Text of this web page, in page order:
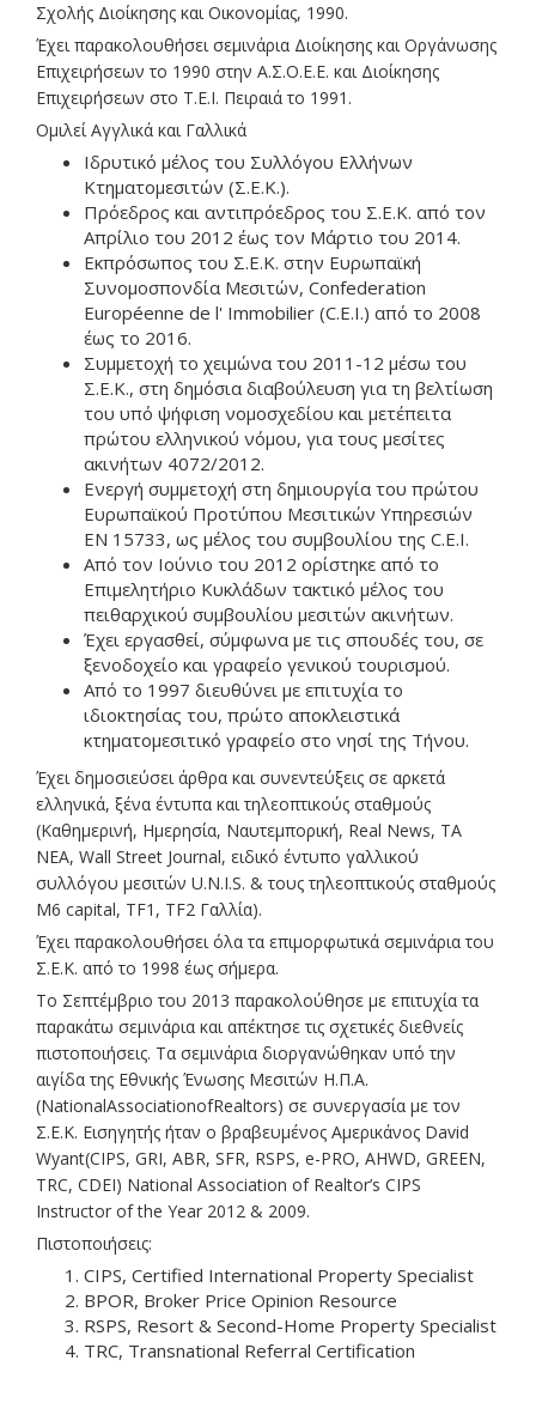
Σχολής Διοίκησης και Οικονομίας, 1990.
Έχει παρακολουθήσει σεμινάρια Διοίκησης και Οργάνωσης
Επιχειρήσεων το 1990 στην Α.Σ.Ο.Ε.Ε. και Διοίκησης
Επιχειρήσεων στο Τ.Ε.Ι. Πειραιά το 1991.
Ομιλεί Αγγλικά και Γαλλικά
Ιδρυτικό μέλος του Συλλόγου Ελλήνων
Κτηματομεσιτών (Σ.Ε.Κ.).
Πρόεδρος και αντιπρόεδρος του Σ.Ε.Κ. από τον
Απρίλιο του 2012 έως τον Μάρτιο του 2014.
Εκπρόσωπος του Σ.Ε.Κ. στην Ευρωπαϊκή
Συνομοσπονδία Μεσιτών, Confederation
Européenne de l' Immobilier (C.E.I.) από το 2008
έως το 2016.
Συμμετοχή το χειμώνα του 2011-12 μέσω του
Σ.Ε.Κ., στη δημόσια διαβούλευση για τη βελτίωση
του υπό ψήφιση νομοσχεδίου και μετέπειτα
πρώτου ελληνικού νόμου, για τους μεσίτες
ακινήτων 4072/2012.
Ενεργή συμμετοχή στη δημιουργία του πρώτου
Ευρωπαϊκού Προτύπου Μεσιτικών Υπηρεσιών
EN 15733, ως μέλος του συμβουλίου της C.E.I.
Από τον Ιούνιο του 2012 ορίστηκε από το
Επιμελητήριο Κυκλάδων τακτικό μέλος του
πειθαρχικού συμβουλίου μεσιτών ακινήτων.
Έχει εργασθεί, σύμφωνα με τις σπουδές του, σε
ξενοδοχείο και γραφείο γενικού τουρισμού.
Από το 1997 διευθύνει με επιτυχία το
ιδιοκτησίας του, πρώτο αποκλειστικά
κτηματομεσιτικό γραφείο στο νησί της Τήνου.
Έχει δημοσιεύσει άρθρα και συνεντεύξεις σε αρκετά
ελληνικά, ξένα έντυπα και τηλεοπτικούς σταθμούς
(Καθημερινή, Ημερησία, Ναυτεμπορική, Real News, ΤΑ
ΝΕΑ, Wall Street Journal, ειδικό έντυπο γαλλικού
συλλόγου μεσιτών U.N.I.S. & τους τηλεοπτικούς σταθμούς
M6 capital, TF1, TF2 Γαλλία).
Έχει παρακολουθήσει όλα τα επιμορφωτικά σεμινάρια του
Σ.Ε.Κ. από το 1998 έως σήμερα.
Το Σεπτέμβριο του 2013 παρακολούθησε με επιτυχία τα
παρακάτω σεμινάρια και απέκτησε τις σχετικές διεθνείς
πιστοποιήσεις. Τα σεμινάρια διοργανώθηκαν υπό την
αιγίδα της Εθνικής Ένωσης Μεσιτών Η.Π.Α.
(NationalAssociationofRealtors) σε συνεργασία με τον
Σ.Ε.Κ. Εισηγητής ήταν ο βραβευμένος Αμερικάνος David
Wyant(CIPS, GRI, ABR, SFR, RSPS, e-PRO, AHWD, GREEN,
TRC, CDEI) National Association of Realtor’s CIPS
Instructor of the Year 2012 & 2009.
Πιστοποιήσεις:
CIPS, Certified International Property Specialist
BPOR, Broker Price Opinion Resource
RSPS, Resort & Second-Home Property Specialist
TRC, Transnational Referral Certification